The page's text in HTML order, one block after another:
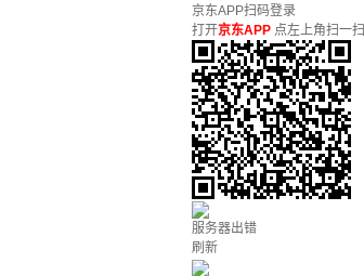
京东APP扫码登录
打开京东APP 点左上角扫一扫
服务器出错
刷新